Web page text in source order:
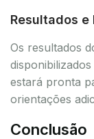
Resultados
Os resultados
estará pronta
orientações
Conclusão